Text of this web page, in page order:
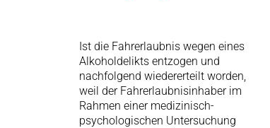
Ist die Fahrerlaubnis wegen eines
Alkoholdelikts entzogen und
nachfolgend wiedererteilt worden,
weil der Fahrerlaubnisinhaber im
Rahmen einer medizinisch-
psychologischen Untersuchung